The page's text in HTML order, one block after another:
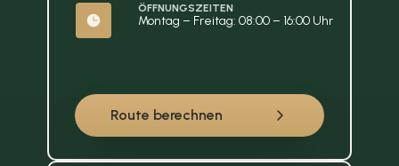
Route berechnen
ÖFFNUNGSZEITEN
Montag – Freitag: 08:00 – 16:00 Uhr